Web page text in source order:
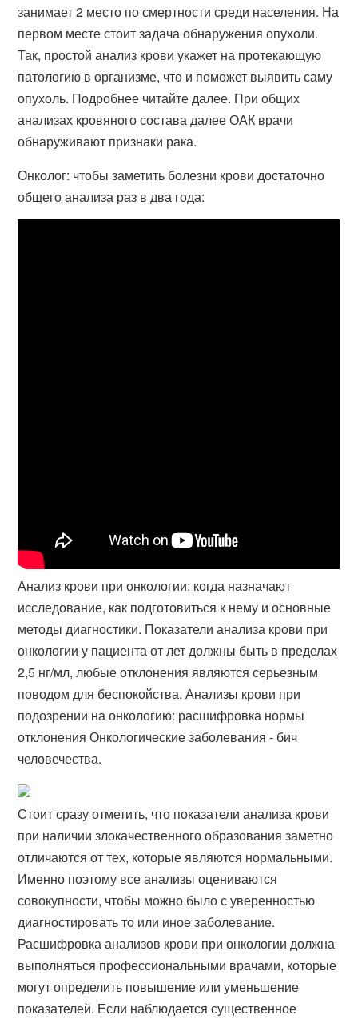
занимает 2 место по смертности среди населения. На
первом месте стоит задача обнаружения опухоли.
Так, простой анализ крови укажет на протекающую
патологию в организме, что и поможет выявить саму
опухоль. Подробнее читайте далее. При общих
анализах кровяного состава далее ОАК врачи
обнаруживают признаки рака.
Онколог: чтобы заметить болезни крови достаточно
общего анализа раз в два года:
Анализ крови при онкологии: когда назначают
исследование, как подготовиться к нему и основные
методы диагностики. Показатели анализа крови при
онкологии у пациента от лет должны быть в пределах
2,5 нг/мл, любые отклонения являются серьезным
поводом для беспокойства. Анализы крови при
подозрении на онкологию: расшифровка нормы
отклонения Онкологические заболевания - бич
человечества.
Стоит сразу отметить, что показатели анализа крови
при наличии злокачественного образования заметно
отличаются от тех, которые являются нормальными.
Именно поэтому все анализы оцениваются
совокупности, чтобы можно было с уверенностью
диагностировать то или иное заболевание.
Расшифровка анализов крови при онкологии должна
выполняться профессиональными врачами, которые
могут определить повышение или уменьшение
показателей. Если наблюдается существенное